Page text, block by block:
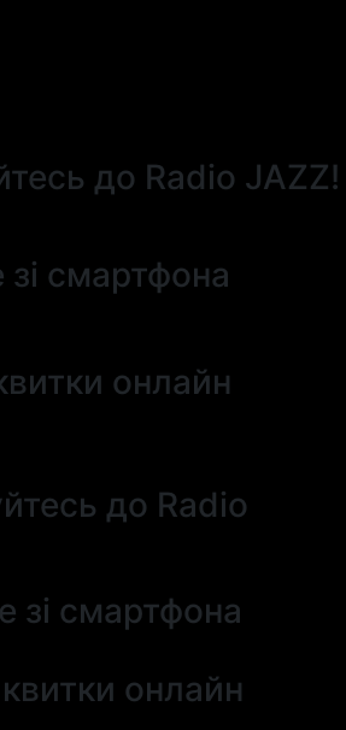
до Radio JAZZ!
зі смартфона
онлайн
до Radio
зі смартфона
онлайн